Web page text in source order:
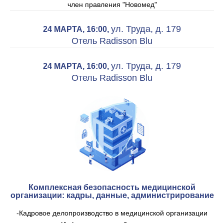
член правления "Новомед"
24 МАРТА, 16:00, ул. Труда, д. 179
Отель Radisson Blu
24 МАРТА, 16:00, ул. Труда, д. 179
Отель Radisson Blu
Комплексная безопасность медицинской
организации: кадры, данные, администрирование
-Кадровое делопроизводство в медицинской организации